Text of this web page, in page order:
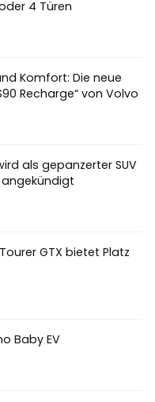
4 Türen
Komfort: Die neue
Recharge“ von Volvo
als gepanzerter SUV
angekündigt
GTX bietet Platz
Baby EV